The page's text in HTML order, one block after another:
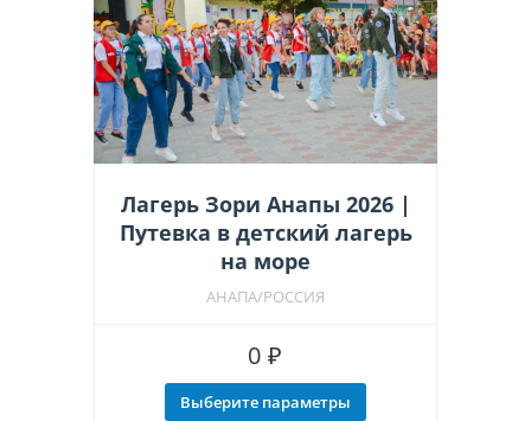
Лагерь Зори Анапы 2026 |
Путевка в детский лагерь
на море
АНАПА/РОССИЯ
0₽
Выберите параметры